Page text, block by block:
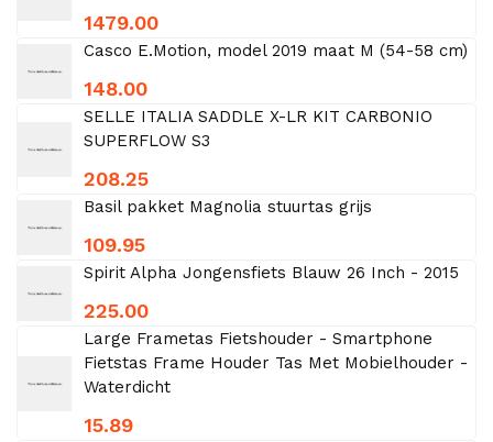
1479.00
Casco E.Motion, model 2019 maat M (54-58 cm)
148.00
SELLE ITALIA SADDLE X-LR KIT CARBONIO
SUPERFLOW S3
208.25
Basil pakket Magnolia stuurtas grijs
109.95
Spirit Alpha Jongensfiets Blauw 26 Inch - 2015
225.00
Large Frametas Fietshouder - Smartphone
Fietstas Frame Houder Tas Met Mobielhouder -
Waterdicht
15.89